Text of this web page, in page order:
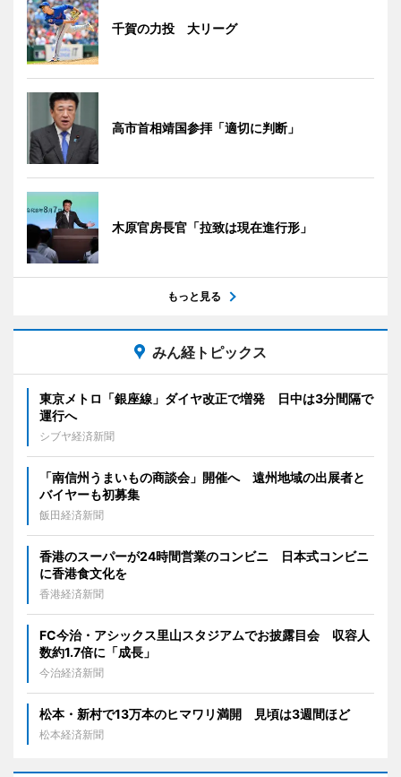
千賀の力投 大リーグ
高市首相靖国参拝「適切に判断」
木原官房長官「拉致は現在進行形」
もっと見る
みん経トピックス
東京メトロ「銀座線」ダイヤ改正で増発 日中は3分間隔で
運行へ
シブヤ経済新聞
「南信州うまいもの商談会」開催へ 遠州地域の出展者と
バイヤーも初募集
飯田経済新聞
香港のスーパーが24時間営業のコンビニ 日本式コンビニ
に香港食文化を
香港経済新聞
FC今治・アシックス里山スタジアムでお披露目会 収容人
数約1.7倍に「成長」
今治経済新聞
松本・新村で13万本のヒマワリ満開 見頃は3週間ほど
松本経済新聞